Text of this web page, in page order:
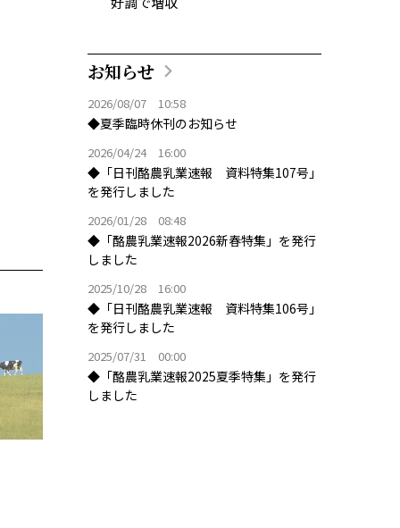
お知らせ
2026/08/07 10:58
◆夏季臨時休刊のお知らせ
2026/04/24 16:00
◆「日刊酪農乳業速報 資料特集107号」
を発行しました
2026/01/28 08:48
◆「酪農乳業速報2026新春特集」を発行
しました
2025/10/28 16:00
◆「日刊酪農乳業速報 資料特集106号」
を発行しました
2025/07/31 00:00
◆「酪農乳業速報2025夏季特集」を発行
しました